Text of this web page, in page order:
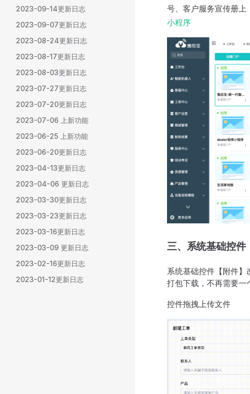
2023-09-14更新日志
2023-09-07更新日志
2023-08-24更新日志
2023-08-17更新日志
2023-08-03更新日志
2023-07-27更新日志
2023-07-20更新日志
2023-07-06 上新功能
2023-06-25 上新功能
2023-06-20更新日志
2023-04-13更新日志
2023-04-06 更新日志
2023-03-30更新日志
2023-03-23更新日志
2023-03-16更新日志
2023-03-09 更新日志
2023-02-16更新日志
2023-01-12更新日志
号、客户服务宣传册上
小程序
三、系统基础控件
系统基础控件【附件
打包下载，不再需要一
控件拖拽上传文件